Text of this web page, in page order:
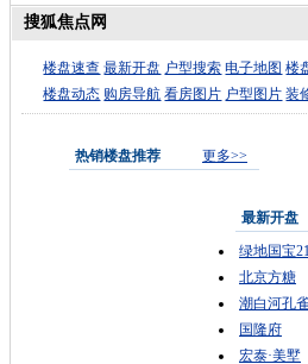
搜狐焦点网
楼盘速查 最新开盘 户型搜索 电子地图 楼
楼盘动态 购房导航 看房图片 户型图片 装
热销楼盘推荐 更多>>
最新开盘
绿地国宝
北京方糖
潮白河孔雀
国隆府
宏泰·美墅